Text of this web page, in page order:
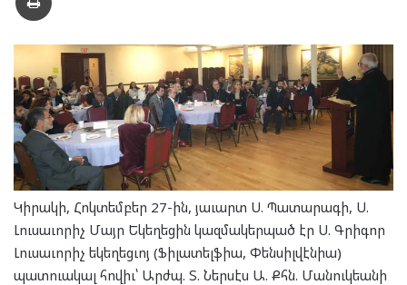
Կիրակի, Հոկտեմբեր 27-ին, յաւարտ Ս. Պատարագի, Ս.
Լուսաւորիչ Մայր Եկեղեցին կազմակերպած էր Ս. Գրիգոր
Լուսաւորիչ եկեղեցւոյ (Ֆիլատելֆիա, Փենսիլվէնիա)
պատուակալ հովիւ՝ Արժպ. Տ. Ներսէս Ա. Քհն. Մանուկեանի